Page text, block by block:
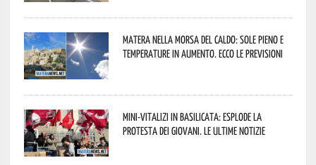
Matera nella morsa del caldo: sole pieno e
temperature in aumento. Ecco le previsioni
Mini-vitalizi in Basilicata: esplode la
protesta dei giovani. Le ultime notizie